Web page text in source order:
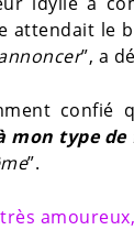
attendait le
”, a
confié
mon type de
”.